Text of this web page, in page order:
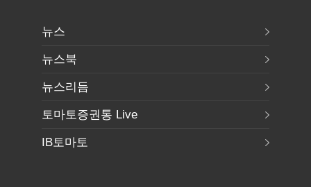
뉴스
뉴스북
뉴스리듬
토마토증권통 Live
IB토마토